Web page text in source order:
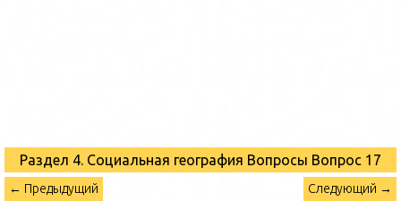
Раздел 4. Социальная география Вопросы Вопрос 17
← Предыдущий Следующий →